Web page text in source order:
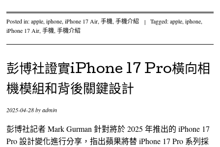
Posted in:apple,iphone,iPhone 17 Air,手機,手機介紹 | Tagged:apple,iphone,
iPhone 17 Air,手機,手機介紹
彭博社證實iPhone 17 Pro橫向相
機模組和背後關鍵設計
2025-04-28byadmin
彭博社記者 Mark Gurman 針對將於 2025 年推出的 iPhone 17
Pro 設計變化進行分享，指出蘋果將替 iPhone 17 Pro 系列採